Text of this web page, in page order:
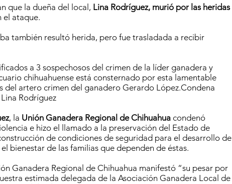
que la dueña del local, Lina Rodríguez, murió por las heridas
el ataque.
también resultó herida, pero fue trasladada a recibir
a 3 sospechosos del crimen de la líder ganadera y
chihuahuense está consternado por esta lamentable
del artero crimen del ganadero Gerardo López.Condena
Rodríguez
, la Unión Ganadera Regional de Chihuahua condenó
e hizo el llamado a la preservación del Estado de
de condiciones de seguridad para el desarrollo de
bienestar de las familias que dependen de éstas.
Ganadera Regional de Chihuahua manifestó “su pesar por
estimada delegada de la Asociación Ganadera Local de